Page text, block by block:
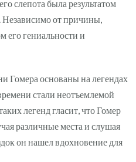
слепота была результатом
Независимо от причины,
его гениальности и
Гомера основаны на легендах
стали неотъемлемой
легенд гласит, что Гомер
различные места и слушая
он нашел вдохновение для